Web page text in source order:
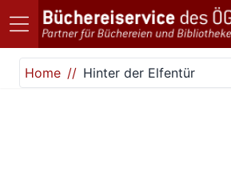
Direkt zum Inhalt
Home
Hinter der Elfentür